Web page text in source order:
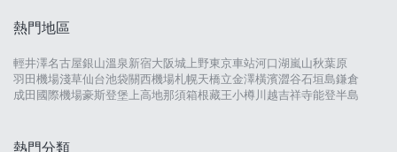
熱門地區
輕井澤名古屋銀山溫泉新宿大阪城 上野東京車站河口湖嵐山秋葉原
羽田機場淺草仙台池袋關西機場札幌天橋立金澤橫濱澀谷石垣島鎌倉
成田國際機場豪斯登堡 上高地那須箱根藏王小樽川越吉祥寺能登半島
熱門分類